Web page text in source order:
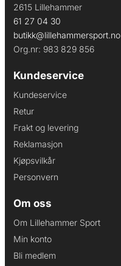
2615 Lillehammer
61 27 04 30
butikk@lillehammersport.no
Org.nr: 983 829 856
Kundeservice
Kundeservice
Retur
Frakt og levering
Reklamasjon
Kjøpsvilkår
Personvern
Om oss
Om Lillehammer Sport
Min konto
Bli medlem